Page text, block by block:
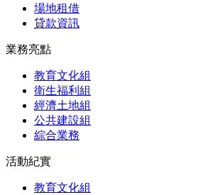
場地租借
貸款資訊
業務亮點
教育文化組
衛生福利組
經濟土地組
公共建設組
綜合業務
活動紀實
教育文化組